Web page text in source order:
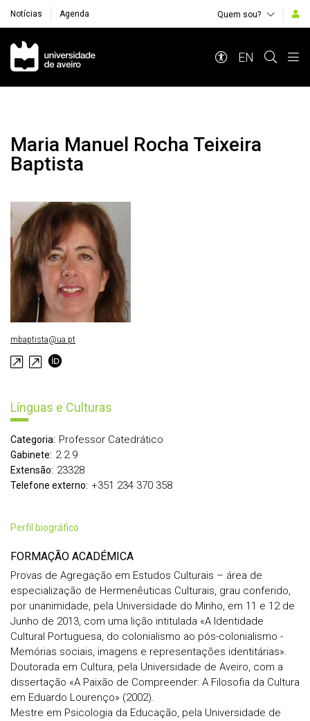
Notícias Agenda Quem sou?
Navegação Principal
EN
Maria Manuel Rocha Teixeira
Baptista
Línguas e Culturas
Categoria: Professor Catedrático
Gabinete: 2.2.9
Extensão: 23328
Telefone externo: +351 234 370 358
perfil biográfico
FORMAÇÃO ACADÉMICA
Provas de Agregação em Estudos Culturais – área de
especialização de Hermenêuticas Culturais, grau conferido,
por unanimidade, pela Universidade do Minho, em 11 e 12 de
Junho de 2013, com uma lição intitulada «A Identidade
Cultural Portuguesa, do colonialismo ao pós-colonialismo -
Memórias sociais, imagens e representações identitárias».
Doutorada em Cultura, pela Universidade de Aveiro, com a
dissertação «A Paixão de Compreender: A Filosofia da Cultura
em Eduardo Lourenço» (2002).
Mestre em Psicologia da Educação, pela Universidade de
mbaptista@ua.pt